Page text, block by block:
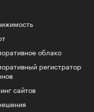
облако
регистратор
сайтов